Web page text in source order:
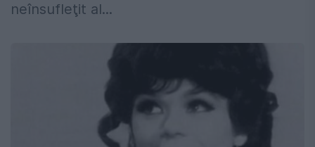
neînsufleţit al...